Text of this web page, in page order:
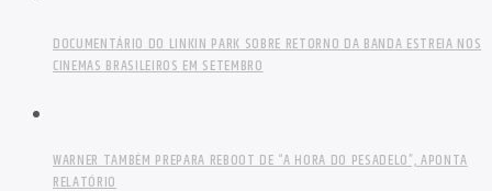
DOCUMENTÁRIO DO LINKIN PARK SOBRE RETORNO DA BANDA ESTREIA NOS
CINEMAS BRASILEIROS EM SETEMBRO
WARNER TAMBÉM PREPARA REBOOT DE “A HORA DO PESADELO”, APONTA
RELATÓRIO